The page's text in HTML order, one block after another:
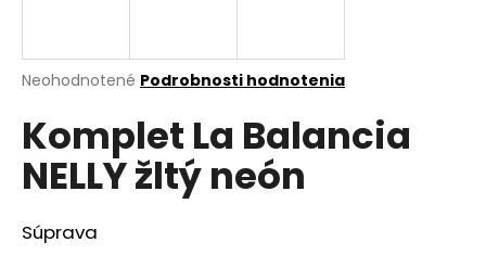
Priemerné
produktu
je
0,0
hviezdičiek.
Neohodnotené Podrobnosti hodnotenia
Komplet La Balancia
NELLY žltý neón
Súprava
d
p
o
ú